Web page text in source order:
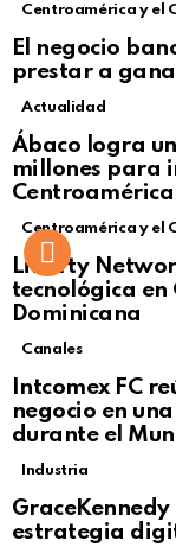
Centroamérica y el
El negocio
prestar a
Actualidad
Ábaco logra
millones para
Centroamérica
Centroamérica y el
Liberty
tecnológica en
Dominicana
Canales
Intcomex FC
negocio en
durante el
Industria
estrategia